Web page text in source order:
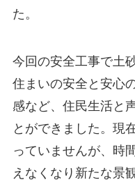
た。
今回の安全工事で土
住まいの安全と安心
感など、住民生活と
とができました。現
っていませんが、時
えなくなり新たな景